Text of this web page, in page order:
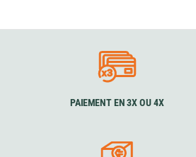
PAIEMENT EN 3X OU 4X